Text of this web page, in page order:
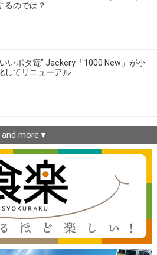
るのでは？
いポタ電” Jackery「1000 New」が小
してリニューアル
and more▼